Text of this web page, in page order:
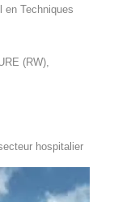
Techniques
(RW),
hospitalier